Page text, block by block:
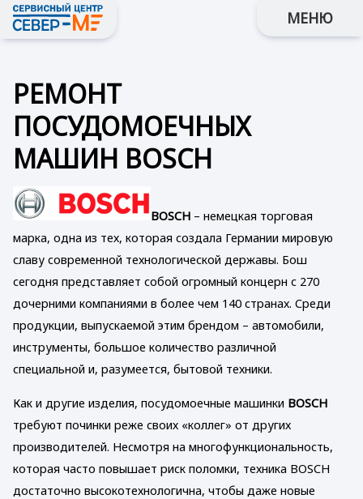
РЕМОНТ
ПОСУДОМОЕЧНЫХ
МАШИН BOSCH
BOSCH – немецкая торговая
марка, одна из тех, которая создала Германии мировую
славу современной технологической державы. Бош
сегодня представляет собой огромный концерн с 270
дочерними компаниями в более чем 140 странах. Среди
продукции, выпускаемой этим брендом – автомобили,
инструменты, большое количество различной
специальной и, разумеется, бытовой техники.
Как и другие изделия, посудомоечные машинки BOSCH
требуют починки реже своих «коллег» от других
производителей. Несмотря на многофункциональность,
которая часто повышает риск поломки, техника BOSCH
достаточно высокотехнологична, чтобы даже новые
МЕНЮ